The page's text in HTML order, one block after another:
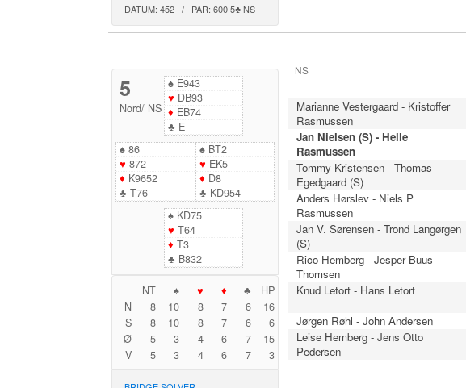
DATUM: 452 / PAR: 600 5♣ NS
5
Nord/ NS
♠E943
♥ DB93
♦ EB74
♣ E
♠ 86
♥ 872
♦ K9652
♣ T76
♠BT2
♥ EK5
♦ D8
♣ KD954
♠KD75
♥ T64
♦ T3
♣ B832
NT ♠ ♥ ♦ ♣
HP
N
8 10 8 7 6
16
S
8 10 8 7 6
6
Ø
5 3 4 6 7
15
V
5 3 4 6 7 3
NS
Marianne Vestergaard - Kristoffer
Rasmussen
Jan Nielsen (S) - Helle
Rasmussen
Tommy Kristensen - Thomas
Egedgaard (S)
Anders Hørslev - Niels P
Rasmussen
Jan V. Sørensen - Trond Langørgen
(S)
Rico Hemberg - Jesper Buus-
Thomsen
Knud Letort - Hans Letort
Jørgen Røhl - John Andersen
Leise Hemberg - Jens Otto
Pedersen